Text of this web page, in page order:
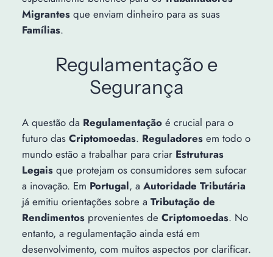
Migrantesque enviam dinheiro para as suas
Famílias.
Regulamentação e
Segurança
A questão da Regulamentaçãoé crucial para o
futuro das Criptomoedas. Reguladoresem todo o
mundo estão a trabalhar para criar Estruturas
Legaisque protejam os consumidores sem sufocar
a inovação. Em Portugal, a Autoridade Tributária
já emitiu orientações sobre a Tributação de
Rendimentosprovenientes de Criptomoedas. No
entanto, a regulamentação ainda está em
desenvolvimento, com muitos aspectos por clarificar.